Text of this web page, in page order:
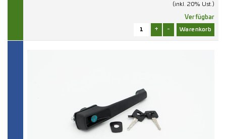
(inkl. 20% Ust.)
Verfügbar
+ -